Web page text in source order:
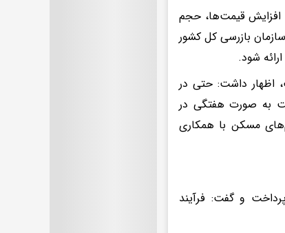
افزایش قیمت‌ها، حجم
بازرسی کل کشور
شود.
اظهار داشت: حتی در
به صورت هفتگی در
مسکن با همکاری
و گفت: فرآیند